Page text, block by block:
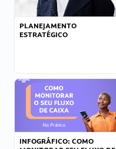
PLANEJAMENTO
ESTRATÉGICO
INFOGRÁFICO: COMO